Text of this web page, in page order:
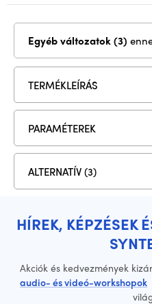
Egyéb változatok (3)
TERMÉKLEÍRÁS
PARAMÉTEREK
ALTERNATÍV (3)
HÍREK, KÉPZÉSEK
Akciók és kedvezmények
audio- és videó-workshopok